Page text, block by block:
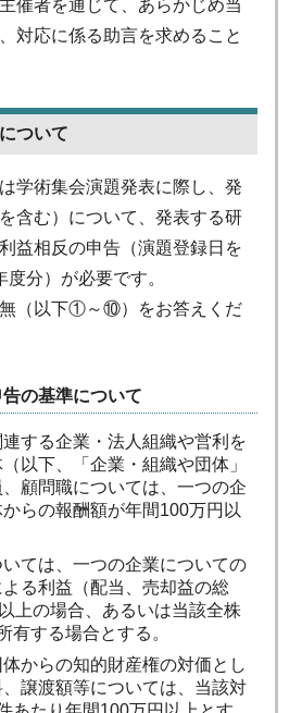
催者を通じて、あらかじめ当
対応に係る助言を求めること
ついて
学術集会演題発表に際し、発
含む）について、発表する研
益相反の申告（演題登録日を
分）が必要です。
（以下①～⑩）をお答えくだ
の基準について
する企業・法人組織や営利を
以下、「企業・組織や団体」
顧問職については、一つの企
らの報酬額が年間100万円以
ては、一つの企業についての
る利益（配当、売却益の総
上の場合、あるいは当該全株
有する場合とする。
からの知的財産権の対価とし
譲渡額等については、当該対